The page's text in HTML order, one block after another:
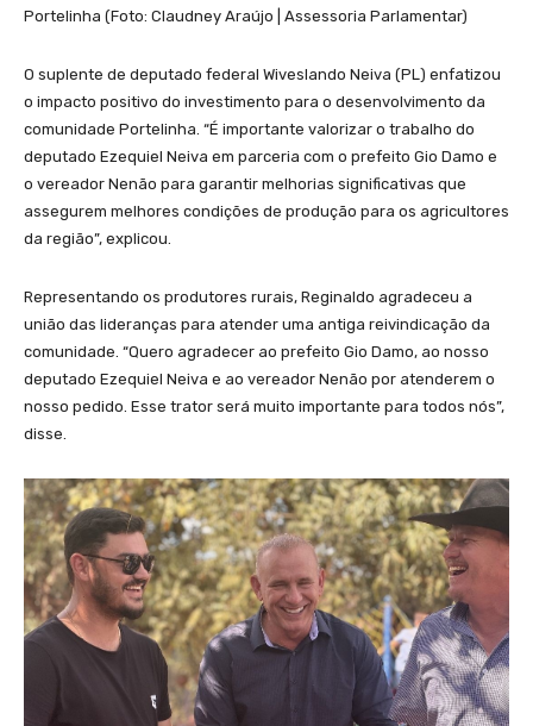
Portelinha (Foto: Claudney Araújo | Assessoria Parlamentar)
O suplente de deputado federal Wiveslando Neiva (PL) enfatizou
o impacto positivo do investimento para o desenvolvimento da
comunidade Portelinha. “É importante valorizar o trabalho do
deputado Ezequiel Neiva em parceria com o prefeito Gio Damo e
o vereador Nenão para garantir melhorias significativas que
assegurem melhores condições de produção para os agricultores
da região”, explicou.
Representando os produtores rurais, Reginaldo agradeceu a
união das lideranças para atender uma antiga reivindicação da
comunidade. “Quero agradecer ao prefeito Gio Damo, ao nosso
deputado Ezequiel Neiva e ao vereador Nenão por atenderem o
nosso pedido. Esse trator será muito importante para todos nós”,
disse.